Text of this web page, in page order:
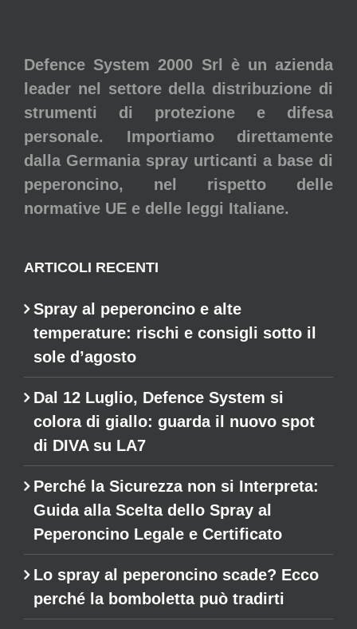
Defence System 2000 Srl è un azienda
leader nel settore della distribuzione di
strumenti di protezione e difesa
personale. Importiamo direttamente
dalla Germania spray urticanti a base di
peperoncino, nel rispetto delle
normative UE e delle leggi Italiane.
ARTICOLI RECENTI
Spray al peperoncino e alte
temperature: rischi e consigli sotto il
sole d’agosto
Dal 12 Luglio, Defence System si
colora di giallo: guarda il nuovo spot
di DIVA su LA7
Perché la Sicurezza non si Interpreta:
Guida alla Scelta dello Spray al
Peperoncino Legale e Certificato
Lo spray al peperoncino scade? Ecco
perché la bomboletta può tradirti